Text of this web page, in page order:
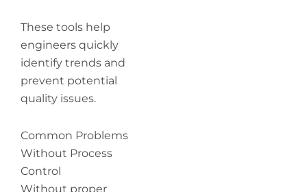
These tools help
engineers quickly
identify trends and
prevent potential
quality issues.
Common Problems
Without Process
Control
Without proper